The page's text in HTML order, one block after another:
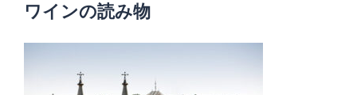
ワインの読み物